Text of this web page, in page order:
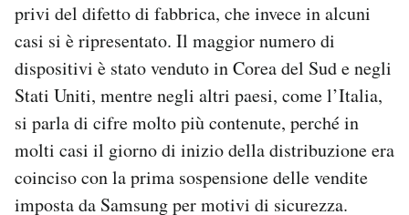
privi del difetto di fabbrica, che invece in alcuni
casi si è ripresentato. Il maggior numero di
dispositivi è stato venduto in Corea del Sud e negli
Stati Uniti, mentre negli altri paesi, come l’Italia,
si parla di cifre molto più contenute, perché in
molti casi il giorno di inizio della distribuzione era
coinciso con la prima sospensione delle vendite
imposta da Samsung per motivi di sicurezza.